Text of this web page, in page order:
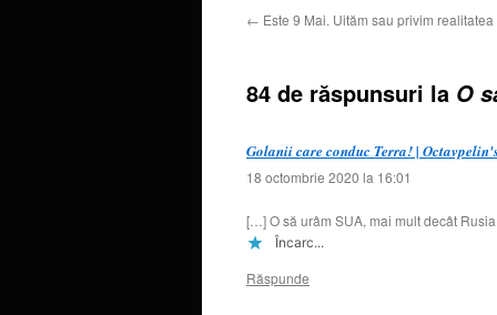
← Este 9 Mai. Uităm sau privim realitatea
84 de răspunsuri la O
Golanii care conduc Terra! |
18 octombrie 2020 la 16:01
[…] O să urâm SUA, mai mult decât
Încarc...
Răspunde